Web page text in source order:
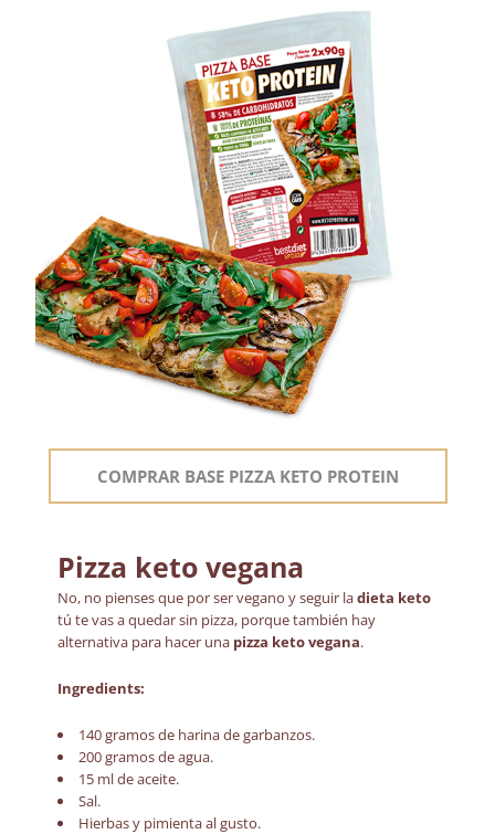
COMPRAR BASE PIZZA KETO PROTEIN
Pizza keto vegana
No, no pienses que por ser vegano y seguir ladieta keto
tú te vas a quedar sin pizza, porque también hay
alternativa para hacer una pizza keto vegana.
Ingredients:
140 gramos de harina de garbanzos.
200 gramos de agua.
15 ml de aceite.
Sal.
Hierbas y pimienta al gusto.